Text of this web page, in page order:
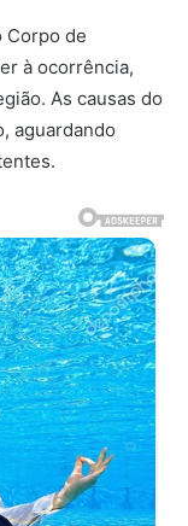
Corpo de
à ocorrência,
As causas do
aguardando